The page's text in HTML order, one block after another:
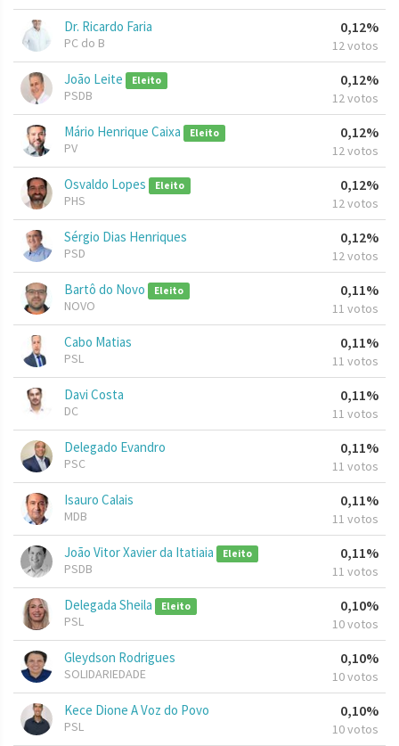
Dr. Ricardo Faria
PC do B
0,12%
12 votos
João Leite Eleito
PSDB
0,12%
12 votos
Mário Henrique Caixa Eleito
PV
0,12%
12 votos
Osvaldo Lopes Eleito
PHS
0,12%
12 votos
Sérgio Dias Henriques
PSD
0,12%
12 votos
Bartô do Novo Eleito
NOVO
0,11%
11 votos
Cabo Matias
PSL
0,11%
11 votos
Davi Costa
DC
0,11%
11 votos
Delegado Evandro
PSC
0,11%
11 votos
Isauro Calais
MDB
0,11%
11 votos
João Vitor Xavier da Itatiaia Eleito
PSDB
0,11%
11 votos
Delegada Sheila Eleito
PSL
0,10%
10 votos
Gleydson Rodrigues
SOLIDARIEDADE
0,10%
10 votos
Kece Dione A Voz do Povo
PSL
0,10%
10 votos